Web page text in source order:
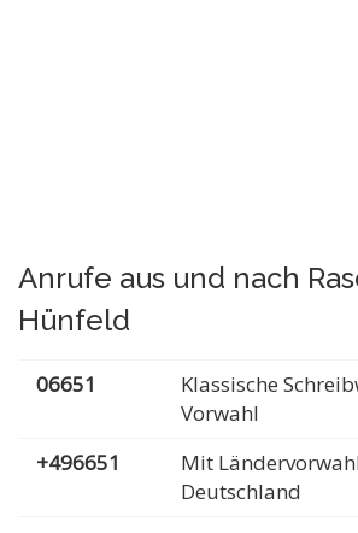
Anrufe aus und nach
Hünfeld
06651
Klassische
Vorwahl
+496651
Mit
Deutschland